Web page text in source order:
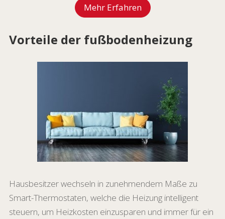
Mehr Erfahren
Vorteile der fußbodenheizung
Hausbesitzer wechseln in zunehmendem Maße zu
Smart-Thermostaten, welche die Heizung intelligent
steuern, um Heizkosten einzusparen und immer für ein